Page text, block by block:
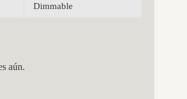
Dimmable
aún.